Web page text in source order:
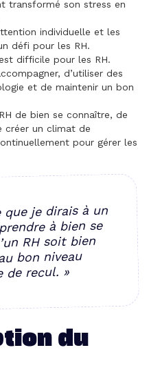
transformé son stress en
individuelle et les
défi pour les RH.
difficile pour les RH.
d’utiliser des
et de maintenir un bon
de bien se connaître, de
créer un climat de
pour gérer les
que je dirais à un
à bien se
RH soit bien
bon niveau
de recul. »
du